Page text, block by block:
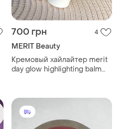
700 грн 4
MERIT Beauty
Кремовый хайлайтер merit
day glow highlighting balm
(полноразмерный)